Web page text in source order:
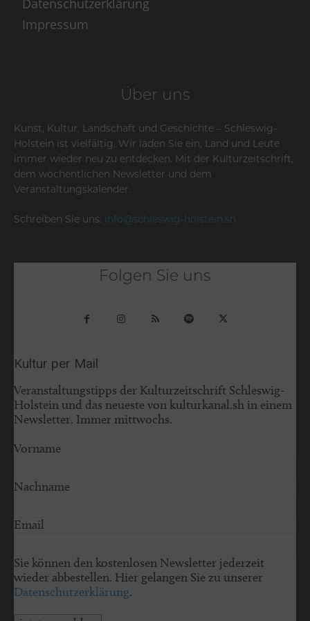
Impressum
Über uns
Kunst, Kultur, Landschaft und Geschichte – Schleswig-
Holstein ist vielfältig. Wir laden Sie ein, Land und Leute
immer wieder neu zu entdecken. Mit der Kulturzeitschrift,
dem wöchentlichen Newsletter und dem
Veranstaltungskalender.
Schreiben Sie uns: info@schleswig-holstein.sh
Folgen Sie uns
Kultur per Mail
Veranstaltungstipps der Kulturzeitschrift Schleswig-
Holstein und das neueste von kulturkanal.sh in einem
Newsletter. Immer mittwochs.
Vorname
Nachname
Email
Sie können den kostenlosen Newsletter jederzeit
wieder abbestellen. Hier gelangen Sie zu unserer
Datenschutzerklärung.